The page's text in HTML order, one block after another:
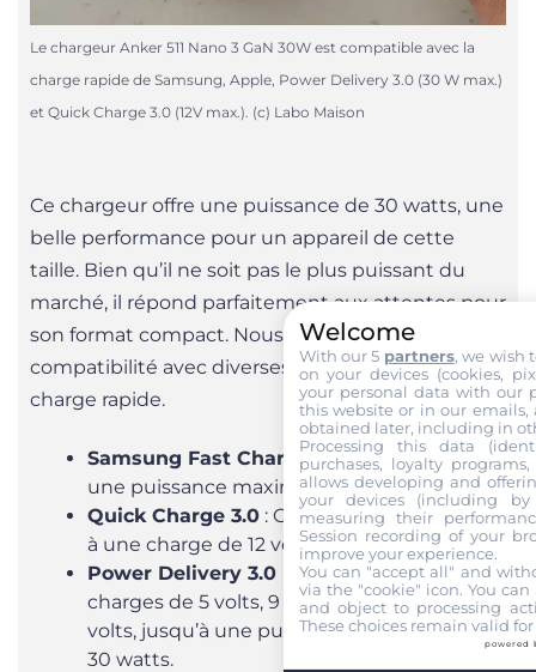
Le chargeur Anker 511 Nano 3 GaN 30W est compatible avec la
charge rapide de Samsung, Apple, Power Delivery 3.0 (30 W max.)
et Quick Charge 3.0 (12V max.). (c) Labo Maison
Ce chargeur offre une puissance de 30 watts, une
belle performance pour un appareil de cette
taille. Bien qu’il ne soit pas le plus puissant du
marché, il répond parfaitement aux attentes pour
son format compact. Nous avons testé sa
compatibilité avec diverses technologies de
charge rapide.
Samsung Fast Charge: Capable de fournir
une puissance maximale de 24 watts.
Quick Charge 3.0 : Compatible, mais limité
à une charge de 12 volts maximum.
Power Delivery 3.0 (PD 3.0) : Supporte des
charges de 5 volts, 9 volts, 15 volts et 20
volts, jusqu’à une puissance maximale de
30 watts.
Welcome
With our 5 partners, we wish
on your devices (cookies,
your personal data with our
this website or in our emails,
obtained later, including in
Processing this data
purchases, loyalty
allows developing and
your devices (including
measuring their
Session recording of your
improve your experience.
You can "accept all" and
via the "cookie" icon. You
and object to processing
These choices remain valid
powered